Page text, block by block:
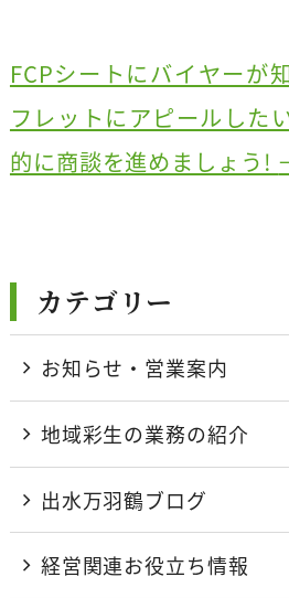
FCPシートにバイヤーが
フレットにアピールした
的に商談を進めましょう!
カテゴリー
お知らせ・営業案内
地域彩生の業務の紹介
出水万羽鶴ブログ
経営関連お役立ち情報